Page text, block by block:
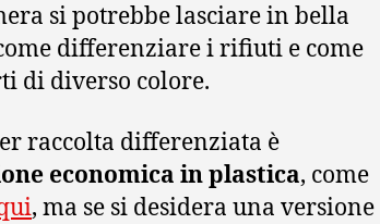
si potrebbe lasciare in bella
differenziare i rifiuti e come
di diverso colore.
raccolta differenziata è
economica in plastica, come
, ma se si desidera una versione